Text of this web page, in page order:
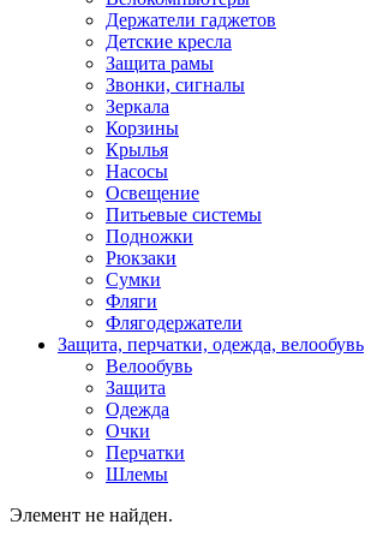
Держатели гаджетов
Детские кресла
Защита рамы
Звонки, сигналы
Зеркала
Корзины
Крылья
Насосы
Освещение
Питьевые системы
Подножки
Рюкзаки
Сумки
Фляги
Флягодержатели
Защита, перчатки, одежда, велообувь
Велообувь
Защита
Одежда
Очки
Перчатки
Шлемы
Элемент не найден.